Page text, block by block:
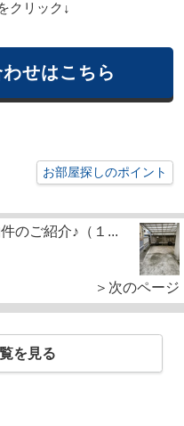
クリック↓
せはこちら
お部屋探しのポイント
のご紹介♪（１...
＞次のページ
を見る